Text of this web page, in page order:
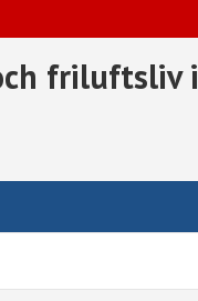
friluftsliv i